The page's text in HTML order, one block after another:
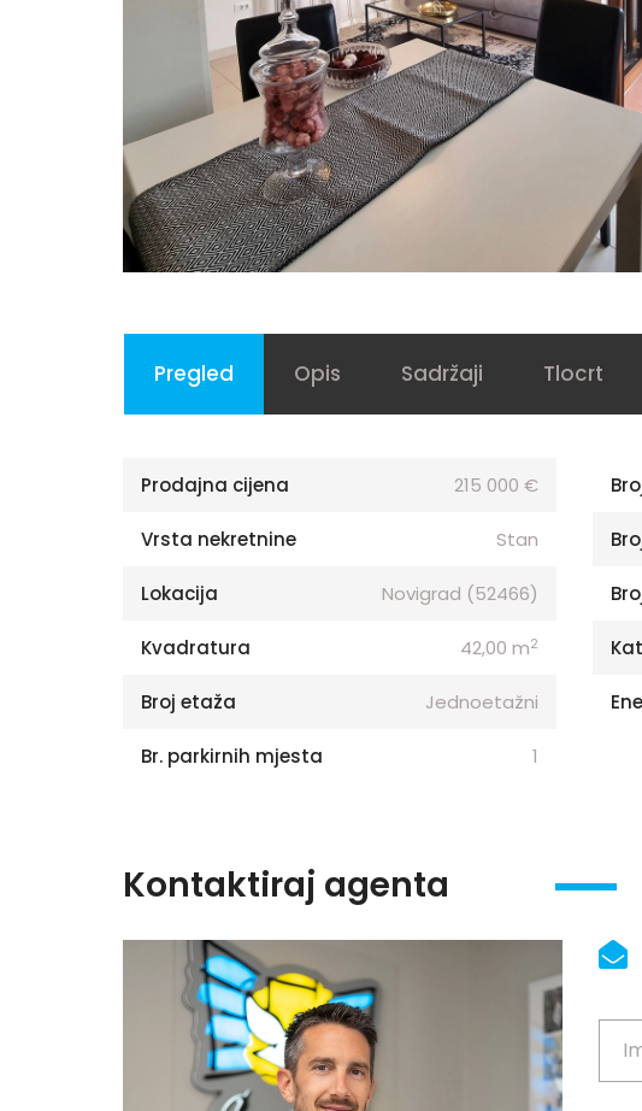
Pregled Opis Sadržaji Tlocrt
Prodajna cijena 215 000 €
Vrsta nekretnine Stan
Lokacija Novigrad (52466)
Kvadratura 42,00 m2
Broj etaža Jednoetažni
Br. parkirnih mjesta 1
Kontaktiraj agenta